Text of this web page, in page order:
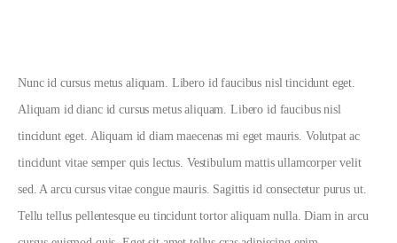
Nunc id cursus metus aliquam. Libero id faucibus nisl tincidunt eget.
Aliquam id dianc id cursus metus aliquam. Libero id faucibus nisl
tincidunt eget. Aliquam id diam maecenas mi eget mauris. Volutpat ac
tincidunt vitae semper quis lectus. Vestibulum mattis ullamcorper velit
sed. A arcu cursus vitae congue mauris. Sagittis id consectetur purus ut.
Tellu tellus pellentesque eu tincidunt tortor aliquam nulla. Diam in arcu